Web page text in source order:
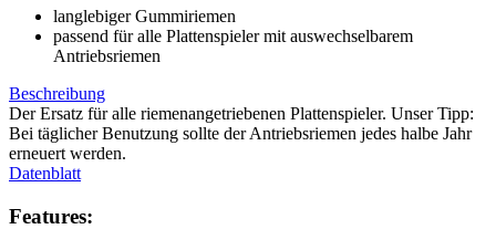
langlebiger Gummiriemen
passend für alle Plattenspieler mit auswechselbarem
Antriebsriemen
Beschreibung
Der Ersatz für alle riemenangetriebenen Plattenspieler. Unser Tipp:
Bei täglicher Benutzung sollte der Antriebsriemen jedes halbe Jahr
erneuert werden.
Datenblatt
Features: